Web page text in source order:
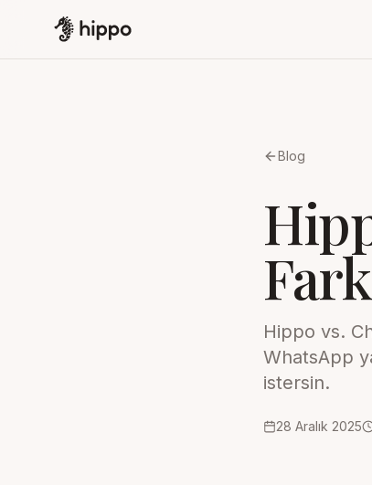
Blog
Fark
Hippo vs.
WhatsApp
istersin.
28 Aralık 2025